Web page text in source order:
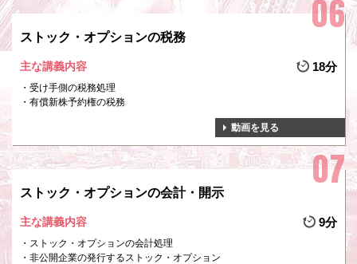
ストック・オプションの税務
主な講義内容 18分
受け手側の税務処理
有償新株予約権の税務
動画を見る
ストック・オプションの会計・開示
主な講義内容 9分
ストック・オプションの会計処理
非公開企業の発行するストック・オプション